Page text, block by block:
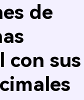
de
con sus